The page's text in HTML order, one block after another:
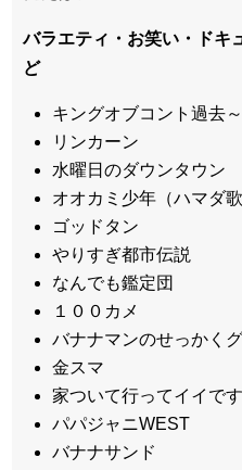
バラエティ・お笑い・ドキ
ど
キングオブコント過去
リンカーン
水曜日のダウンタウン
オオカミ少年（ハマダ歌
ゴッドタン
やりすぎ都市伝説
なんでも鑑定団
１００カメ
バナナマンのせっかく
金スマ
家ついて行ってイイで
パパジャニWEST
バナナサンド